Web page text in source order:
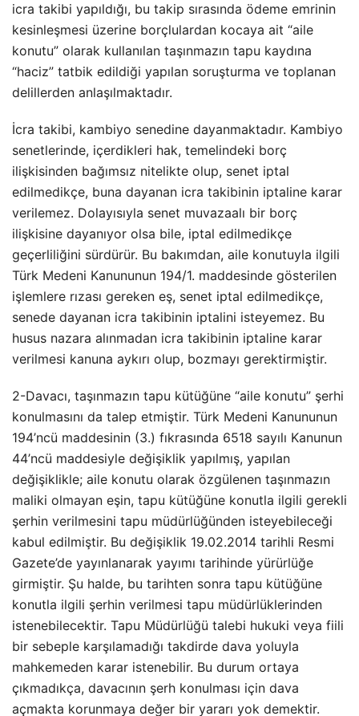
icra takibi yapıldığı, bu takip sırasında ödeme emrinin
kesinleşmesi üzerine borçlulardan kocaya ait “aile
konutu” olarak kullanılan taşınmazın tapu kaydına
“haciz” tatbik edildiği yapılan soruşturma ve toplanan
delillerden anlaşılmaktadır.
İcra takibi, kambiyo senedine dayanmaktadır. Kambiyo
senetlerinde, içerdikleri hak, temelindeki borç
ilişkisinden bağımsız nitelikte olup, senet iptal
edilmedikçe, buna dayanan icra takibinin iptaline karar
verilemez. Dolayısıyla senet muvazaalı bir borç
ilişkisine dayanıyor olsa bile, iptal edilmedikçe
geçerliliğini sürdürür. Bu bakımdan, aile konutuyla ilgili
Türk Medeni Kanununun 194/1. maddesinde gösterilen
işlemlere rızası gereken eş, senet iptal edilmedikçe,
senede dayanan icra takibinin iptalini isteyemez. Bu
husus nazara alınmadan icra takibinin iptaline karar
verilmesi kanuna aykırı olup, bozmayı gerektirmiştir.
2-Davacı, taşınmazın tapu kütüğüne “aile konutu” şerhi
konulmasını da talep etmiştir. Türk Medeni Kanununun
194’ncü maddesinin (3.) fıkrasında 6518 sayılı Kanunun
44’ncü maddesiyle değişiklik yapılmış, yapılan
değişiklikle; aile konutu olarak özgülenen taşınmazın
maliki olmayan eşin, tapu kütüğüne konutla ilgili gerekli
şerhin verilmesini tapu müdürlüğünden isteyebileceği
kabul edilmiştir. Bu değişiklik 19.02.2014 tarihli Resmi
Gazete’de yayınlanarak yayımı tarihinde yürürlüğe
girmiştir. Şu halde, bu tarihten sonra tapu kütüğüne
konutla ilgili şerhin verilmesi tapu müdürlüklerinden
istenebilecektir. Tapu Müdürlüğü talebi hukuki veya fiili
bir sebeple karşılamadığı takdirde dava yoluyla
mahkemeden karar istenebilir. Bu durum ortaya
çıkmadıkça, davacının şerh konulması için dava
açmakta korunmaya değer bir yararı yok demektir.